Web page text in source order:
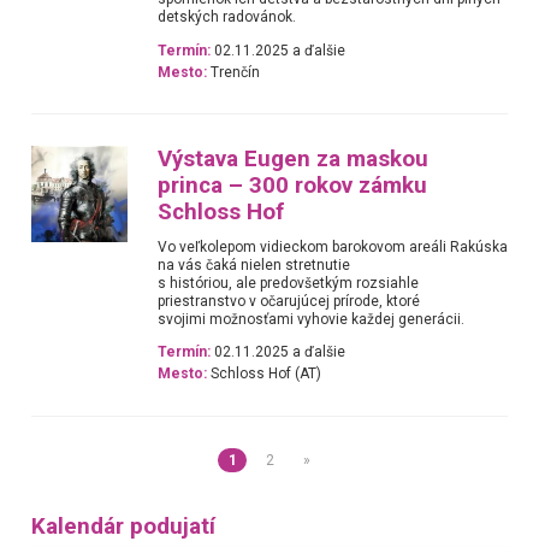
detských radovánok.
Termín: 02.11.2025 a ďalšie
Mesto: Trenčín
Výstava Eugen za maskou
princa – 300 rokov zámku
Schloss Hof
Vo veľkolepom vidieckom barokovom areáli Rakúska
na vás čaká nielen stretnutie
s históriou, ale predovšetkým rozsiahle
priestranstvo v očarujúcej prírode, ktoré
svojimi možnosťami vyhovie každej generácii.
Termín: 02.11.2025 a ďalšie
Mesto: Schloss Hof (AT)
1 2 »
Kalendár podujatí